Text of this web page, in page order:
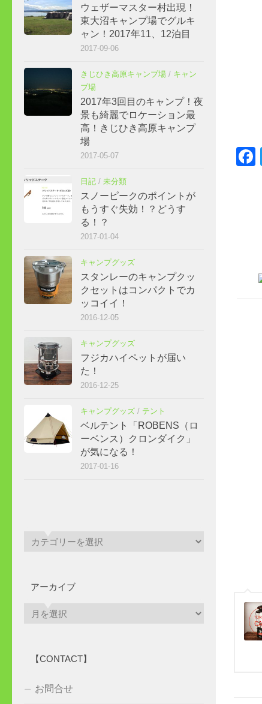
ウェザーマスター村出現！
東大沼キャンプ場でグルキ
ャン！2017年11、12泊目
2017-09-06
きじひき高原キャンプ場 / キャン
プ場
2017年3回目のキャンプ！夜
景も綺麗でロケーション最
高！きじひき高原キャンプ
場
2017-05-07
日記 / 未分類
スノーピークのポイントが
もうすぐ失効！？どうす
る！？
2017-01-04
キャンプグッズ
スタンレーのキャンプクッ
クセットはコンパクトでカ
ッコイイ！
2016-12-05
キャンプグッズ
フジカハイペットが届い
た！
2016-12-25
キャンプグッズ / テント
ベルテント「ROBENS（ロ
ーベンス）クロンダイク」
が気になる！
2017-01-16
アーカイブ
【CONTACT】
お問合せ